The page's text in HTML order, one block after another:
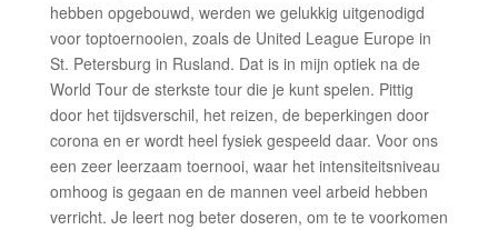
hebben opgebouwd, werden we gelukkig uitgenodigd
voor toptoernooien, zoals de United League Europe in
St. Petersburg in Rusland. Dat is in mijn optiek na de
World Tour de sterkste tour die je kunt spelen. Pittig
door het tijdsverschil, het reizen, de beperkingen door
corona en er wordt heel fysiek gespeeld daar. Voor ons
een zeer leerzaam toernooi, waar het intensiteitsniveau
omhoog is gegaan en de mannen veel arbeid hebben
verricht. Je leert nog beter doseren, om te te voorkomen